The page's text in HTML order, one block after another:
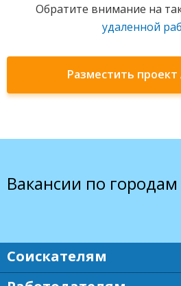
Обратите внимание на
удаленной
Разместить проект
Вакансии по городам
Соискателям